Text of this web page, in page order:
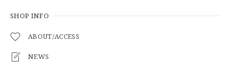
SHOP INFO
ABOUT/ACCESS
NEWS